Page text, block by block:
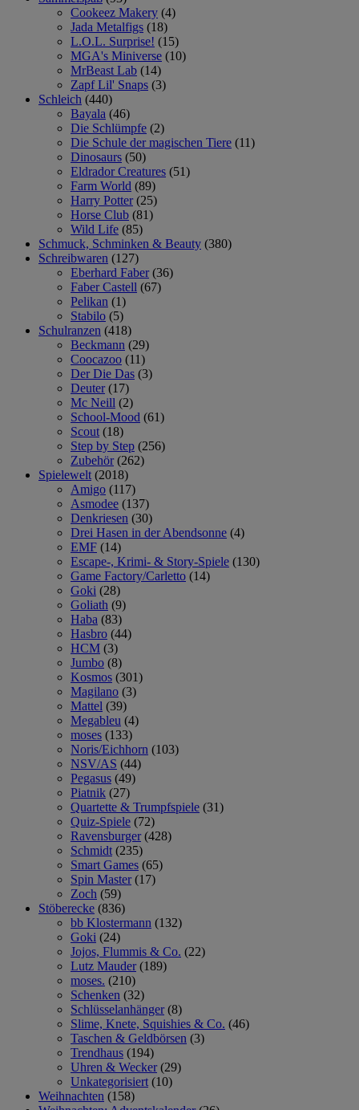
Cookeez Makery (4)
Jada Metalfigs (18)
L.O.L. Surprise! (15)
MGA's Miniverse (10)
MrBeast Lab (14)
Zapf Lil' Snaps (3)
Schleich (440)
Bayala (46)
Die Schlümpfe (2)
Die Schule der magischen Tiere (11)
Dinosaurs (50)
Eldrador Creatures (51)
Farm World (89)
Harry Potter (25)
Horse Club (81)
Wild Life (85)
Schmuck, Schminken & Beauty (380)
Schreibwaren (127)
Eberhard Faber (36)
Faber Castell (67)
Pelikan (1)
Stabilo (5)
Schulranzen (418)
Beckmann (29)
Coocazoo (11)
Der Die Das (3)
Deuter (17)
Mc Neill (2)
School-Mood (61)
Scout (18)
Step by Step (256)
Zubehör (262)
Spielewelt (2018)
Amigo (117)
Asmodee (137)
Denkriesen (30)
Drei Hasen in der Abendsonne (4)
EMF (14)
Escape-, Krimi- & Story-Spiele (130)
Game Factory/Carletto (14)
Goki (28)
Goliath (9)
Haba (83)
Hasbro (44)
HCM (3)
Jumbo (8)
Kosmos (301)
Magilano (3)
Mattel (39)
Megableu (4)
moses (133)
Noris/Eichhorn (103)
NSV/AS (44)
Pegasus (49)
Piatnik (27)
Quartette & Trumpfspiele (31)
Quiz-Spiele (72)
Ravensburger (428)
Schmidt (235)
Smart Games (65)
Spin Master (17)
Zoch (59)
Stöberecke (836)
bb Klostermann (132)
Goki (24)
Jojos, Flummis & Co. (22)
Lutz Mauder (189)
moses. (210)
Schenken (32)
Schlüsselanhänger (8)
Slime, Knete, Squishies & Co. (46)
Taschen & Geldbörsen (3)
Trendhaus (194)
Uhren & Wecker (29)
Unkategorisiert (10)
Weihnachten (158)